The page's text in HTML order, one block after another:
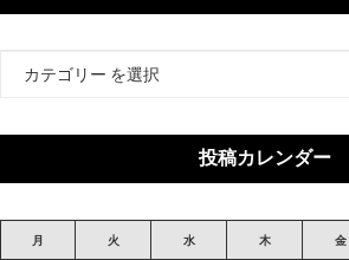
リ
投稿カレンダー
月 火 水 木 金